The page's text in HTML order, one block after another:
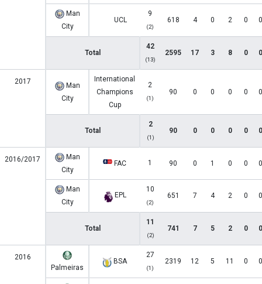
Man
City
UCL
9
(2)
618 4 0 2 0 0
Total
42
(13)
2595 17 3 8 0 0
2017
Man
City
International
Champions
Cup
2
(1)
90 0 0 0 0 0
Total
2
(1)
90 0 0 0 0 0
2016/2017
Man
City
FAC 1 90 0 1 0 0 0
Man
City
EPL
10
(2)
651 7 4 2 0 0
Total
11
(2)
741 7 5 2 0 0
2016
Palmeiras
BSA
27
(1)
2319 12 5 11 0 0